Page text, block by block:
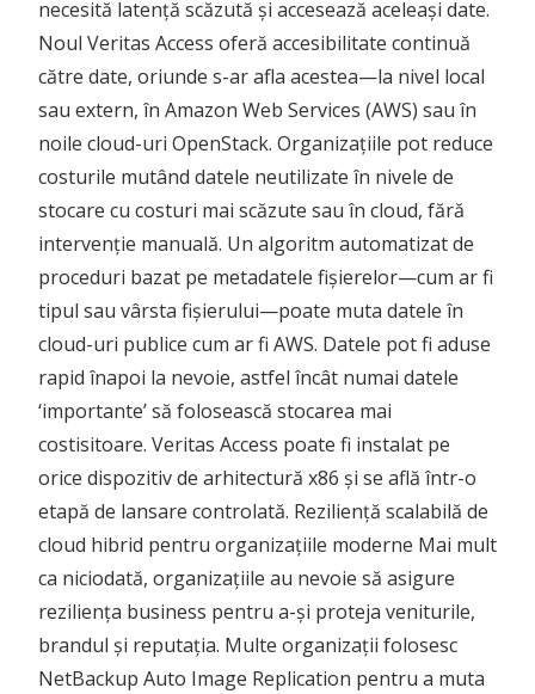
necesită latență scăzută și accesează aceleași date.
Noul Veritas Access oferă accesibilitate continuă
către date, oriunde s-ar afla acestea—la nivel local
sau extern, în Amazon Web Services (AWS) sau în
noile cloud-uri OpenStack. Organizațiile pot reduce
costurile mutând datele neutilizate în nivele de
stocare cu costuri mai scăzute sau în cloud, fără
intervenție manuală. Un algoritm automatizat de
proceduri bazat pe metadatele fișierelor—cum ar fi
tipul sau vârsta fișierului—poate muta datele în
cloud-uri publice cum ar fi AWS. Datele pot fi aduse
rapid înapoi la nevoie, astfel încât numai datele
‘importante’ să folosească stocarea mai
costisitoare. Veritas Access poate fi instalat pe
orice dispozitiv de arhitectură x86 și se află într-o
etapă de lansare controlată. Reziliență scalabilă de
cloud hibrid pentru organizațiile moderne Mai mult
ca niciodată, organizațiile au nevoie să asigure
reziliența business pentru a-și proteja veniturile,
brandul și reputația. Multe organizații folosesc
NetBackup Auto Image Replication pentru a muta